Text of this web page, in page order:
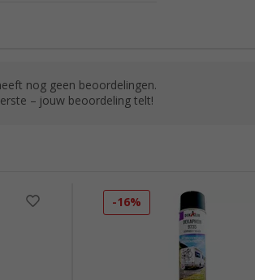
nog geen beoordelingen.
– jouw beoordeling telt!
-16%